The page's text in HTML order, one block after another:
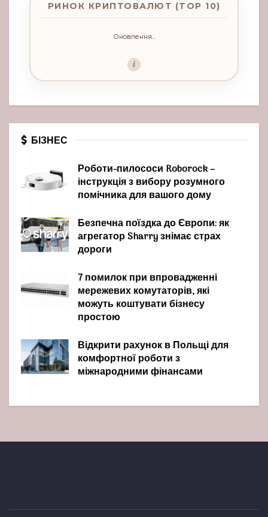
РИНОК КРИПТОВАЛЮТ (TOP 10)
Оновлення...
i
БІЗНЕС
Роботи-пилососи Roborock –
інструкція з вибору розумного
помічника для вашого дому
Безпечна поїздка до Європи: як
агрегатор Sharry знімає страх
дороги
7 помилок при впровадженні
мережевих комутаторів, які
можуть коштувати бізнесу
простою
Відкрити рахунок в Польщі для
комфортної роботи з
міжнародними фінансами